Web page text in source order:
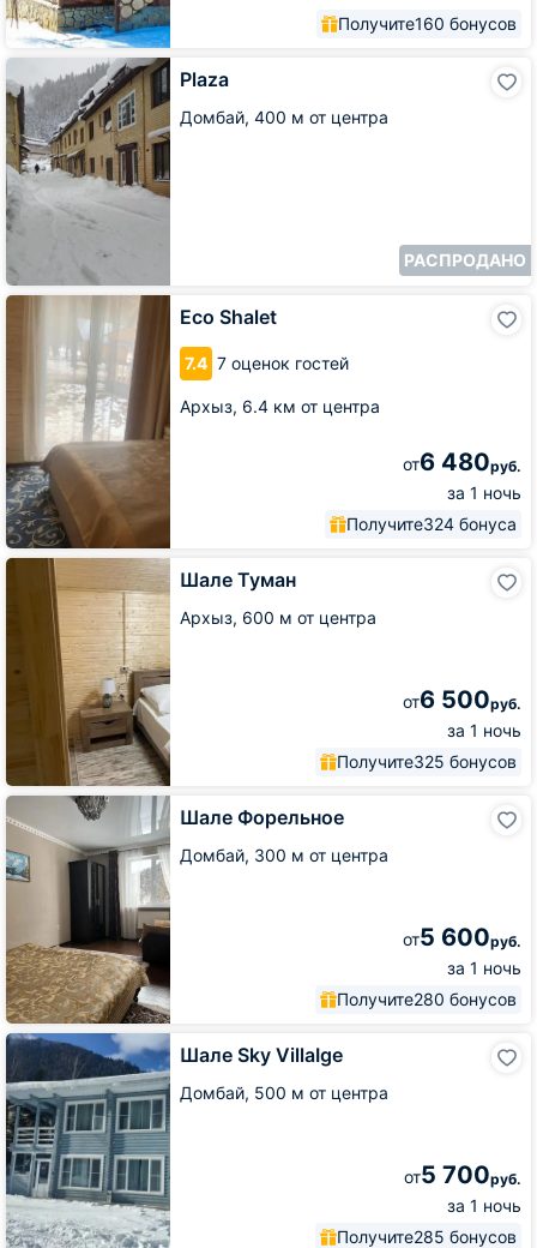
Получите160 бонусов
Plaza
Домбай, 400 м от центра
РАСПРОДАНО
Plaza
Eco Shalet
7.4 7 оценок гостей
Архыз, 6.4 км от центра
от6 480руб.
за 1 ночь
Получите324 бонуса
Eco
Шале Туман
Архыз, 600 м от центра
от6 500руб.
за 1 ночь
Получите325 бонусов
Шале
Шале Форельное
Домбай, 300 м от центра
от5 600руб.
за 1 ночь
Получите280 бонусов
Шале
Форельное
Шале Sky VillaIge
Домбай, 500 м от центра
от5 700руб.
за 1 ночь
Получите285 бонусов
Шале
Sky
VillaIge